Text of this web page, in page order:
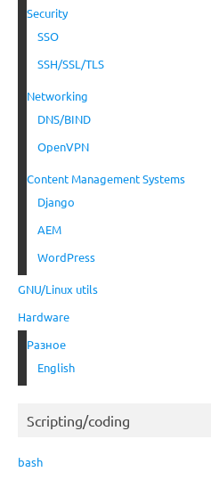
Security
SSO
SSH/SSL/TLS
Networking
DNS/BIND
OpenVPN
Content Management Systems
Django
AEM
WordPress
GNU/Linux utils
Hardware
Разное
English
Scripting/coding
bash